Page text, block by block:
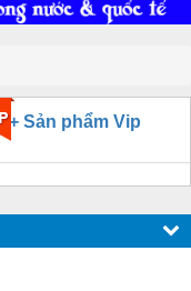
+ Sản phẩm Vip